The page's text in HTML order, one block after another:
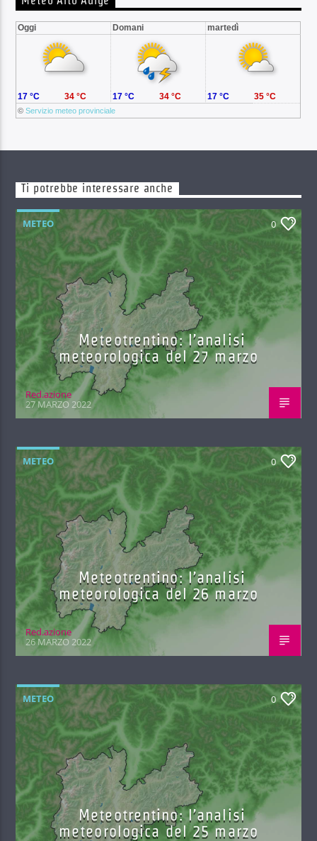
Oggi Domani martedì
©Servizio meteo provinciale
17 °C 34 °C 17 °C 34 °C 17 °C 35 °C
Ti potrebbe interessare anche
METEO 0
Meteotrentino: l’analisi
meteorologica del 27 marzo
Red.azione
27 MARZO 2022
METEO 0
Meteotrentino: l’analisi
meteorologica del 26 marzo
Red.azione
26 MARZO 2022
METEO 0
Meteotrentino: l’analisi
meteorologica del 25 marzo